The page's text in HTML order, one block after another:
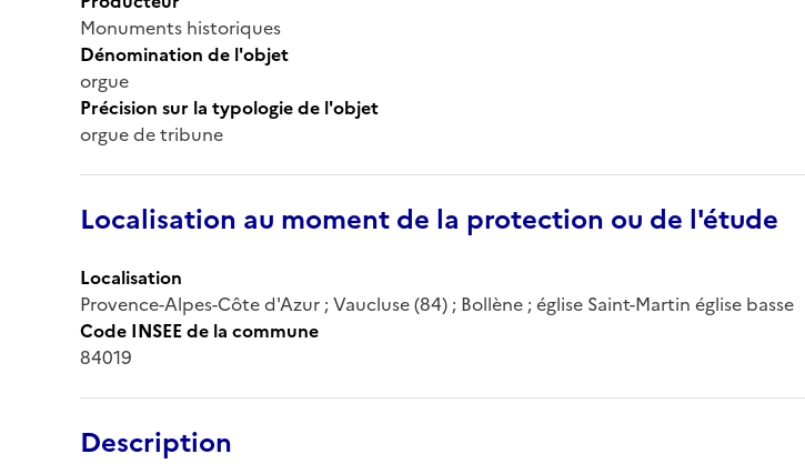
Monuments historiques
Dénomination de l'objet
orgue
Précision sur la typologie de l'objet
orgue de tribune
Localisation au moment de la protection ou de l'étude
Localisation
Provence-Alpes-Côte d'Azur ; Vaucluse (84) ; Bollène ; église Saint-Martin église basse
Code INSEE de la commune
84019
Description